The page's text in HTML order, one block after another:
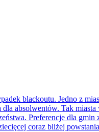
blackoutu. Jedno z
absolwentów. Tak
Preferencje dla gmin
coraz bliżej powstania